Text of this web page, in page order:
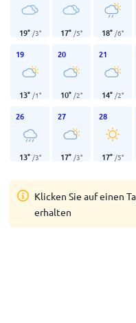
19° /3° 17° /5° 18° /6°
19
13° /1°
20
10° /2°
21
14° /2°
26
13° /3°
27
17° /3°
28
17° /5°
Klicken Sie auf einen
erhalten